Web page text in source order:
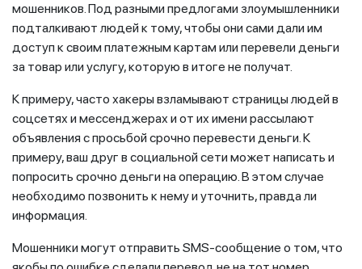
мошенников. Под разными предлогами злоумышленники
подталкивают людей к тому, чтобы они сами дали им
доступ к своим платежным картам или перевели деньги
за товар или услугу, которую в итоге не получат.
К примеру, часто хакеры взламывают страницы людей в
соцсетях и мессенджерах и от их имени рассылают
объявления с просьбой срочно перевести деньги. К
примеру, ваш друг в социальной сети может написать и
попросить срочно деньги на операцию. В этом случае
необходимо позвонить к нему и уточнить, правда ли
информация.
Мошенники могут отправить SMS-сообщение о том, что